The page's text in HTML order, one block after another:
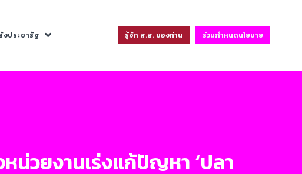
ประชารัฐ รู้จัก ส.ส. ของท่าน ร่วมกำหนดนโยบาย
หน่วยงานเร่งแก้ปัญหา ‘ปลา